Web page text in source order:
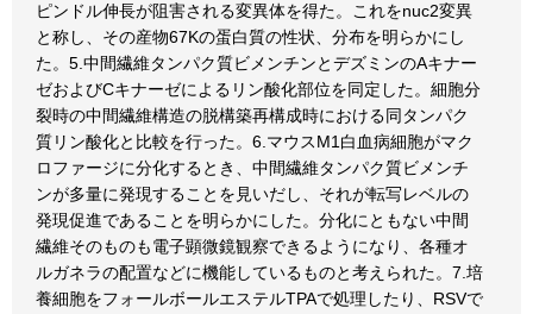
ピンドル伸長が阻害される変異体を得た。これをnuc2変異
と称し、その産物67Kの蛋白質の性状、分布を明らかにし
た。5.中間繊維タンパク質ビメンチンとデズミンのAキナー
ゼおよびCキナーゼによるリン酸化部位を同定した。細胞分
裂時の中間繊維構造の脱構築再構成時における同タンパク
質リン酸化と比較を行った。6.マウスM1白血病細胞がマク
ロファージに分化するとき、中間繊維タンパク質ビメンチ
ンが多量に発現することを見いだし、それが転写レベルの
発現促進であることを明らかにした。分化にともない中間
繊維そのものも電子顕微鏡観察できるようになり、各種オ
ルガネラの配置などに機能しているものと考えられた。7.培
養細胞をフォールボールエステルTPAで処理したり、RSVで